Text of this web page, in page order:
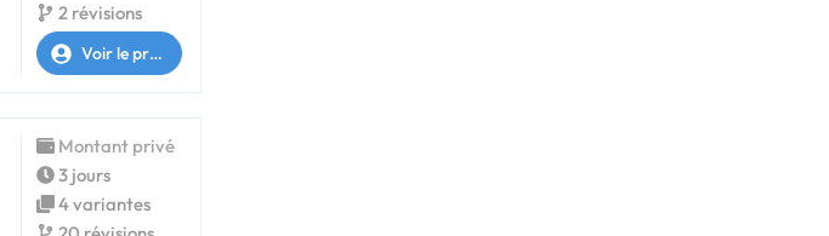
2 révisions
Voir le profil
Montant privé
3 jours
4 variantes